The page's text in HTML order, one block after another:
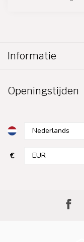
Informatie
Openingstijden
€